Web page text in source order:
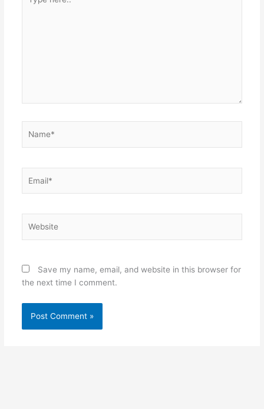
here..
Save my name, email, and website in this browser for
the next time I comment.